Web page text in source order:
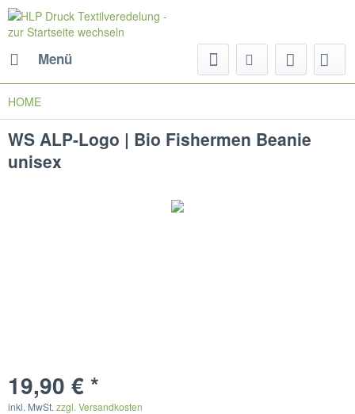
Menü
HOME
WS ALP-Logo | Bio Fishermen Beanie
unisex
19,90 € *
inkl. MwSt. zzgl. Versandkosten